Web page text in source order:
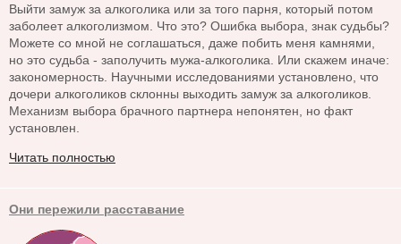
Выйти замуж за алкоголика или за того парня, который потом
заболеет алкоголизмом. Что это? Ошибка выбора, знак судьбы?
Можете со мной не соглашаться, даже побить меня камнями,
но это судьба - заполучить мужа-алкоголика. Или скажем иначе:
закономерность. Научными исследованиями установлено, что
дочери алкоголиков склонны выходить замуж за алкоголиков.
Механизм выбора брачного партнера непонятен, но факт
установлен.
Читать полностью
Они пережили расставание